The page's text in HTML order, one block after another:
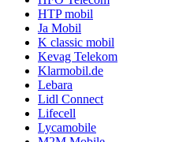
HTP mobil
Ja Mobil
K classic mobil
Kevag Telekom
Klarmobil.de
Lebara
Lidl Connect
Lifecell
Lycamobile